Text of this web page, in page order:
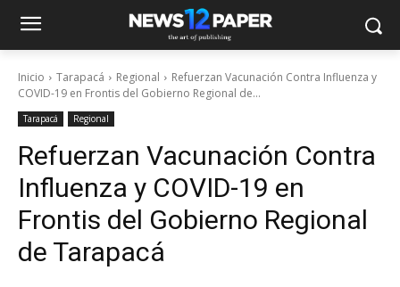
Inicio Tarapacá Regional
Refuerzan Vacunación Contra Influenza y
COVID-19 en Frontis del Gobierno Regional de...
Tarapacá Regional
Refuerzan Vacunación Contra
Influenza y COVID-19 en
Frontis del Gobierno Regional
de Tarapacá